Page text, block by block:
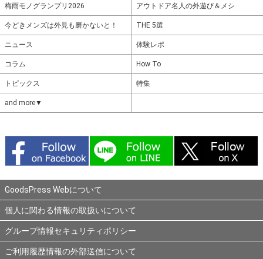
梅雨モノグランプリ2026 アウトドア名人の外遊び＆メシ
今どきメンズは外見も磨かないと！ THE 5選
ニュース 体験レポ
コラム How To
トピックス 特集
and more▼
GoodsPress Webについて
個人に関わる情報の取扱いについて
グループ情報セキュリティポリシー
ご利用履歴情報の外部送信について